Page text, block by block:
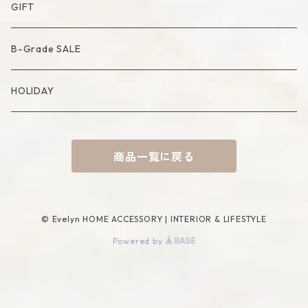
Cutlery
Compote・Cake Stand
Placemat
Artificial Bouquet
Candle
Candle Accessory
Basket
Incense Accessory
Lamp
Object
Mirror
Mat
Bag
Socks
GIFT
B-Grade SALE
HOLIDAY
商品一覧に戻る
© Evelyn HOME ACCESSORY | INTERIOR & LIFESTYLE
Powered by